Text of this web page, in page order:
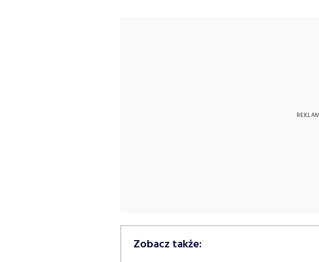
Zobacz także: